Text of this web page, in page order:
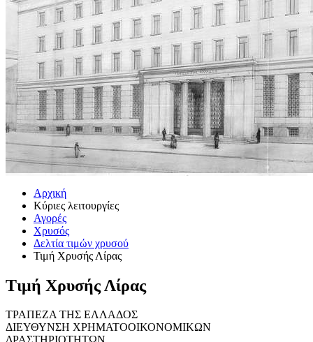
Αρχική
Κύριες λειτουργίες
Αγορές
Χρυσός
Δελτία τιμών χρυσού
Τιμή Χρυσής Λίρας
Τιμή Χρυσής Λίρας
ΤΡΑΠΕΖΑ ΤΗΣ ΕΛΛΑΔΟΣ
ΔΙΕΥΘΥΝΣΗ ΧΡΗΜΑΤΟΟΙΚΟΝΟΜΙΚΩΝ